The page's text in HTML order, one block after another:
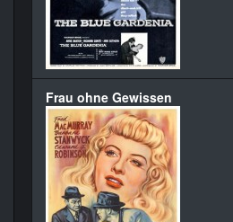
Frau ohne Gewissen